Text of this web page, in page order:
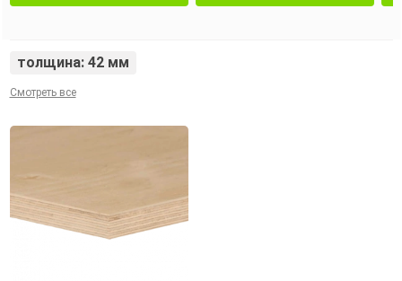
толщина: 42 мм
Смотреть все